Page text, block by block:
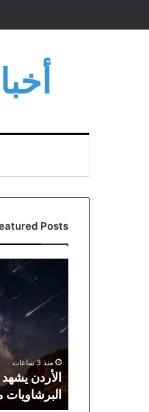
Posts
يشهد
ذروة
شهب
البرشاويات
منتصف
آب منذ 3 ساعات
الأردن